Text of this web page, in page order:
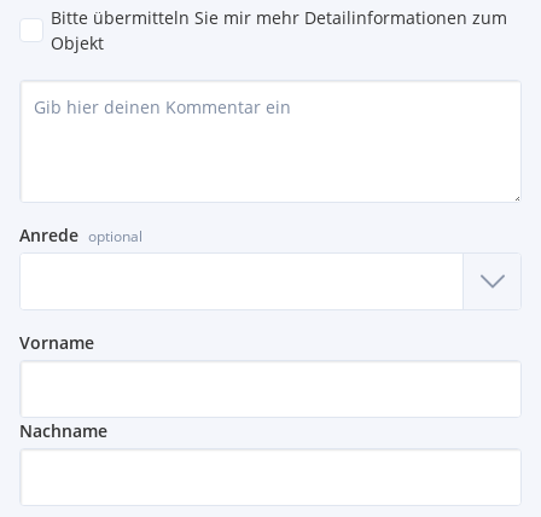
Bitte übermitteln Sie mir mehr Detailinformationen zum
Objekt
Anrede optional
Vorname
Nachname